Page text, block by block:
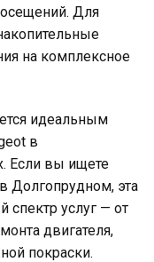
Для
на комплексное
идеальным
в
Если вы ищете
Долгопрудном, эта
спектр услуг — от
двигателя,
покраски.